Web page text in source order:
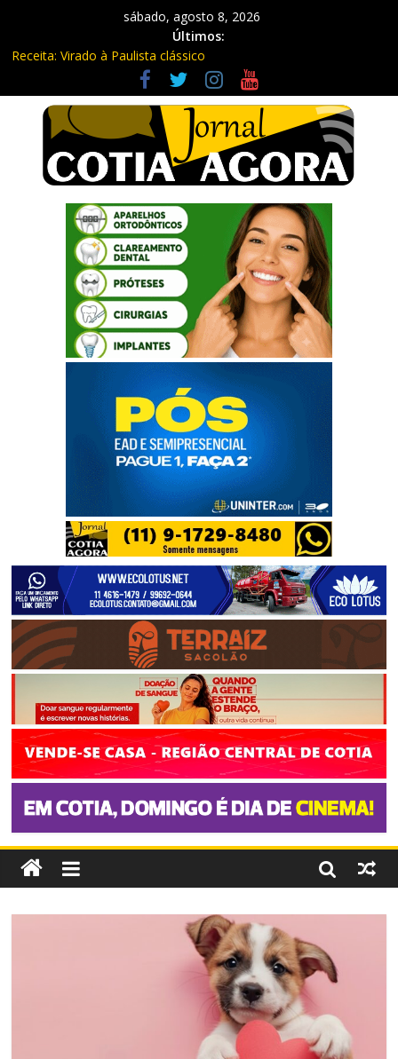
sábado, agosto 8, 2026
Últimos:
Receita: Virado à Paulista clássico
Ladrão de farmácia e procurado por maus-tratos são presos em
Vargem Grande Paulista
Cine Sustentável traz cinema ao ar livre e educação ambiental
para Vargem Grande
WhatsApp vai parar de funcionar em vários celulares antigos em
setembro
São Roque